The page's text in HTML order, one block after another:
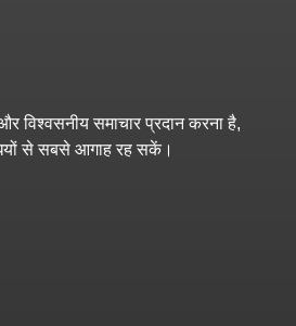
विश्वसनीय समाचार प्रदान करना है,
से सबसे आगाह रह सकें।